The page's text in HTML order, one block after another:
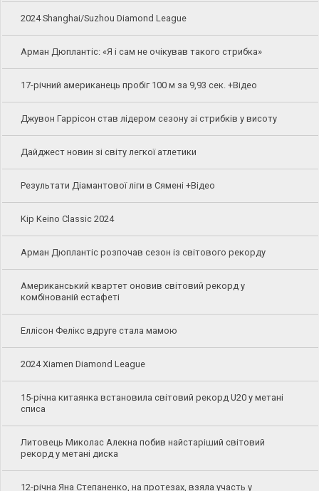
2024 Shanghai/Suzhou Diamond League
Арман Дюплантіс: «Я і сам не очікував такого стрибка»
17-річний американець пробіг 100 м за 9,93 сек. +Відео
Джувон Гаррісон став лідером сезону зі стрибків у висоту
Дайджест новин зі світу легкої атлетики
Результати Діамантової ліги в Сямені +Відео
Kip Keino Classic 2024
Арман Дюплантіс розпочав сезон із світового рекорду
Американський квартет оновив світовий рекорд у
комбінованій естафеті
Еллісон Фелікс вдруге стала мамою
2024 Xiamen Diamond League
15-річна китаянка встановила світовий рекорд U20 у метані
списа
Литовець Миколас Алекна побив найстаріший світовий
рекорд у метані диска
12-річна Яна Степаненко, на протезах, взяла участь у